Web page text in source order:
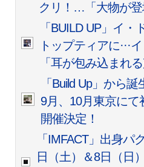
クリ！…「大物が登
「BUILD UP」イ・
トップティアに···
「耳が包み込まれる
「Build Up」から誕
9月、10月東京にて
開催決定！
「IMFACT」出身パ
日（土）＆8日（日